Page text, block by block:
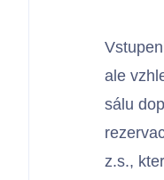
ale
sálu
z.s.,